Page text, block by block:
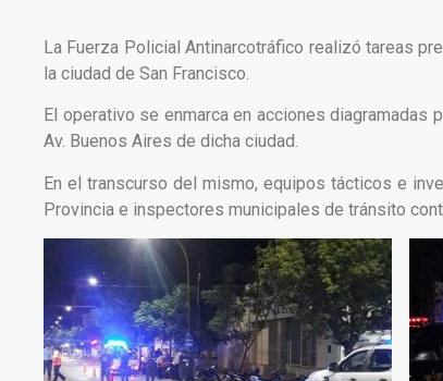
La Fuerza Policial Antinarcotráfico realizó tareas
la ciudad de San Francisco.
El operativo se enmarca en acciones
Av. Buenos Aires de dicha ciudad.
En el transcurso del mismo, equipos tácticos e
Provincia e inspectores municipales de tránsito